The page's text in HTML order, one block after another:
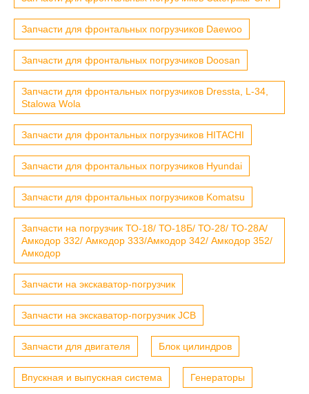
Запчасти для фронтальных погрузчиков Daewoo
Запчасти для фронтальных погрузчиков Doosan
Запчасти для фронтальных погрузчиков Dressta, L-34,
Stalowa Wola
Запчасти для фронтальных погрузчиков HITACHI
Запчасти для фронтальных погрузчиков Hyundai
Запчасти для фронтальных погрузчиков Komatsu
Запчасти на погрузчик ТО-18/ ТО-18Б/ ТО-28/ ТО-28А/
Амкодор 332/ Амкодор 333/Амкодор 342/ Амкодор 352/
Амкодор
Запчасти на экскаватор-погрузчик
Запчасти на экскаватор-погрузчик JCB
Запчасти для двигателя Блок цилиндров
Впускная и выпускная система Генераторы